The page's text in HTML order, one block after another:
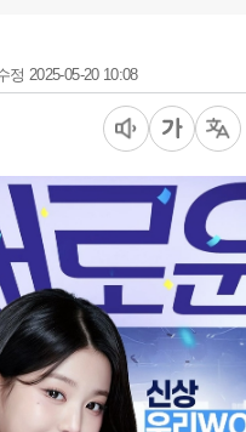
정 2025-05-20 10:08